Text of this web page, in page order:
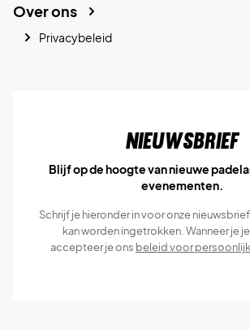
Over ons
Privacybeleid
Nieuwsbrief
Blijf op de hoogte van nieuwe
evenementen.
Schrijf je hieronder in voor onze
kan worden ingetrokken. Wanneer je
accepteer je ons beleid voor